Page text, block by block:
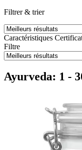
Filtrer & trier
Caractéristiques
Filtre
Ayurveda: 1 -